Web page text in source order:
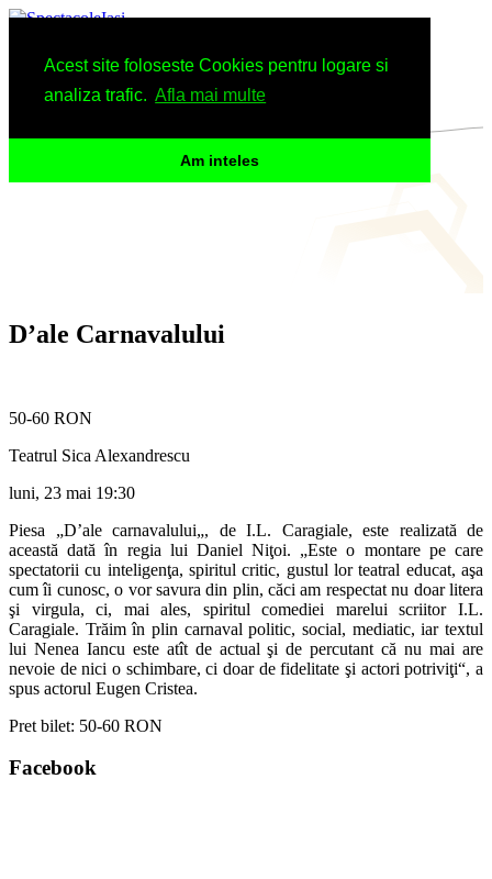
Acest site foloseste Cookies pentru logare si
analiza trafic. Afla mai multe
Am inteles
Spectacole
Arhiva
Informatii
D’ale Carnavalului
50-60 RON
Teatrul Sica Alexandrescu
luni, 23 mai 19:30
Piesa „D’ale carnavalului„, de I.L. Caragiale, este realizată de
această dată în regia lui Daniel Niţoi. „Este o montare pe care
spectatorii cu inteligenţa, spiritul critic, gustul lor teatral educat, aşa
cum îi cunosc, o vor savura din plin, căci am respectat nu doar litera
şi virgula, ci, mai ales, spiritul comediei marelui scriitor I.L.
Caragiale. Trăim în plin carnaval politic, social, mediatic, iar textul
lui Nenea Iancu este atît de actual şi de percutant că nu mai are
nevoie de nici o schimbare, ci doar de fidelitate şi actori potriviţi“, a
spus actorul Eugen Cristea.
Pret bilet: 50-60 RON
Facebook